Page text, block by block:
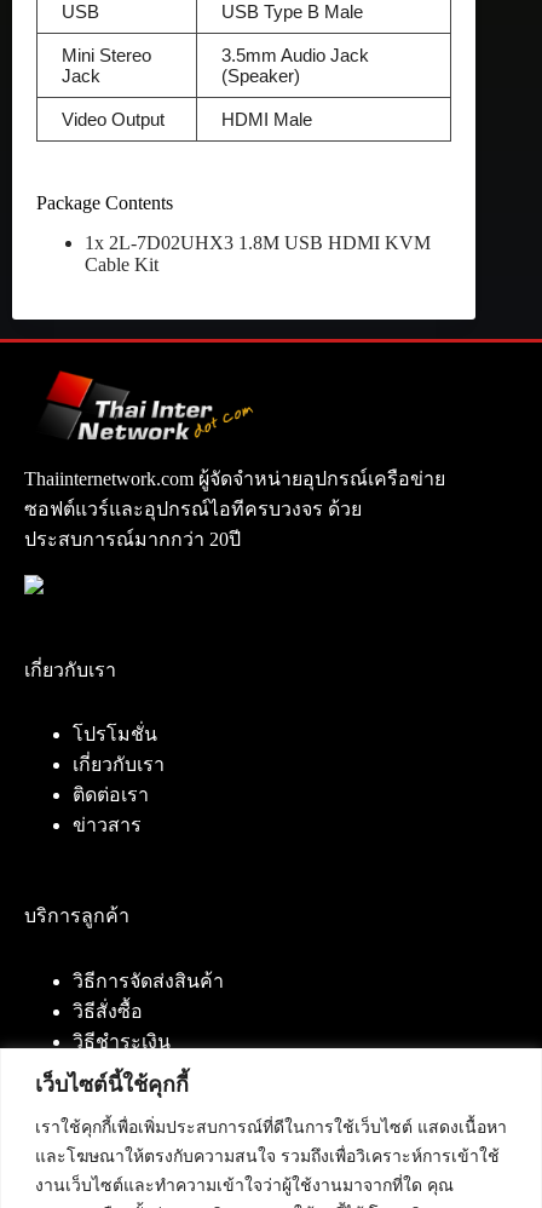
เว็บไซต์นี้ใช้คุกกี้
เราใช้คุกกี้เพื่อเพิ่มประสบการณ์ที่ดีในการใช้เว็บไซต์ แสดงเนื้อหา
และโฆษณาให้ตรงกับความสนใจ รวมถึงเพื่อวิเคราะห์การเข้าใช้
งานเว็บไซต์และทำความเข้าใจว่าผู้ใช้งานมาจากที่ใด คุณ
USB USB Type B Male
Mini Stereo
Jack
3.5mm Audio Jack
(Speaker)
Video Output HDMI Male
Package Contents
1x 2L-7D02UHX3 1.8M USB HDMI KVM
Cable Kit
Thaiinternetwork.com ผู้จัดจำหน่ายอุปกรณ์เครือข่าย
ซอฟต์แวร์และอุปกรณ์ไอทีครบวงจร ด้วย
ประสบการณ์มากกว่า 20ปี
เกี่ยวกับเรา
โปรโมชั่น
เกี่ยวกับเรา
ติดต่อเรา
ข่าวสาร
บริการลูกค้า
วิธีการจัดส่งสินค้า
วิธีสั่งซื้อ
วิธีชำระเงิน
ติดต่อเรา
บริษัท เน็ทฟิวชั่น คอมมิวนิเคชั่น จำกัด 420/94 ถนน